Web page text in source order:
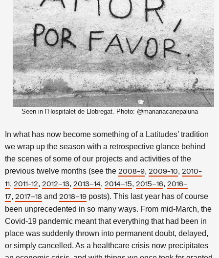
Seen in l'Hospitalet de Llobregat. Photo: @marianacanepaluna
In what has now become something of a Latitudes’ tradition
we wrap up the season with a retrospective glance behind
the scenes of some of our projects and activities of the
previous twelve months (see the 2008-9, 2009-10, 2010-
11, 2011-12, 2012–13, 2013–14, 2014–15, 2015–16, 2016–
17, 2017–18 and 2018–19 posts). This last year has of course
been unprecedented in so many ways. From mid-March, the
Covid-19 pandemic meant that everything that had been in
place was suddenly thrown into permanent doubt, delayed,
or simply cancelled. As a healthcare crisis now precipitates